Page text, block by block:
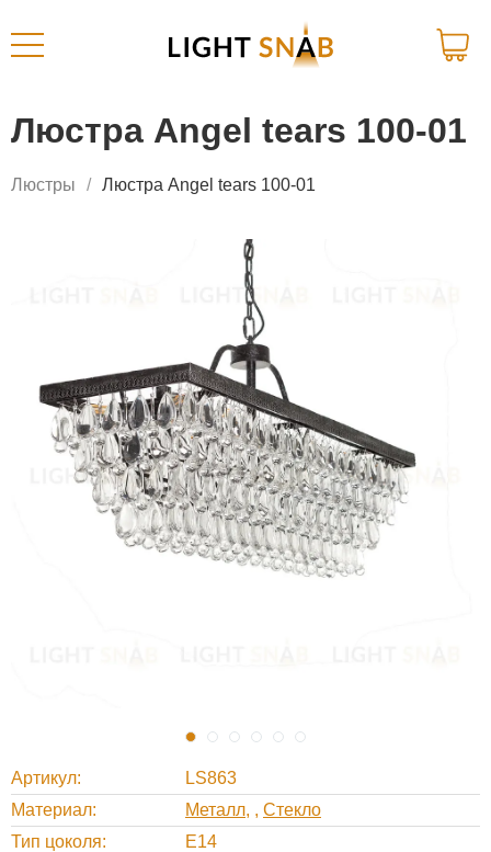
Люстра Angel tears 100-01
Люстры Люстра Angel tears 100-01
Артикул
LS863
Материал
Металл , Стекло
Тип цоколя
E14